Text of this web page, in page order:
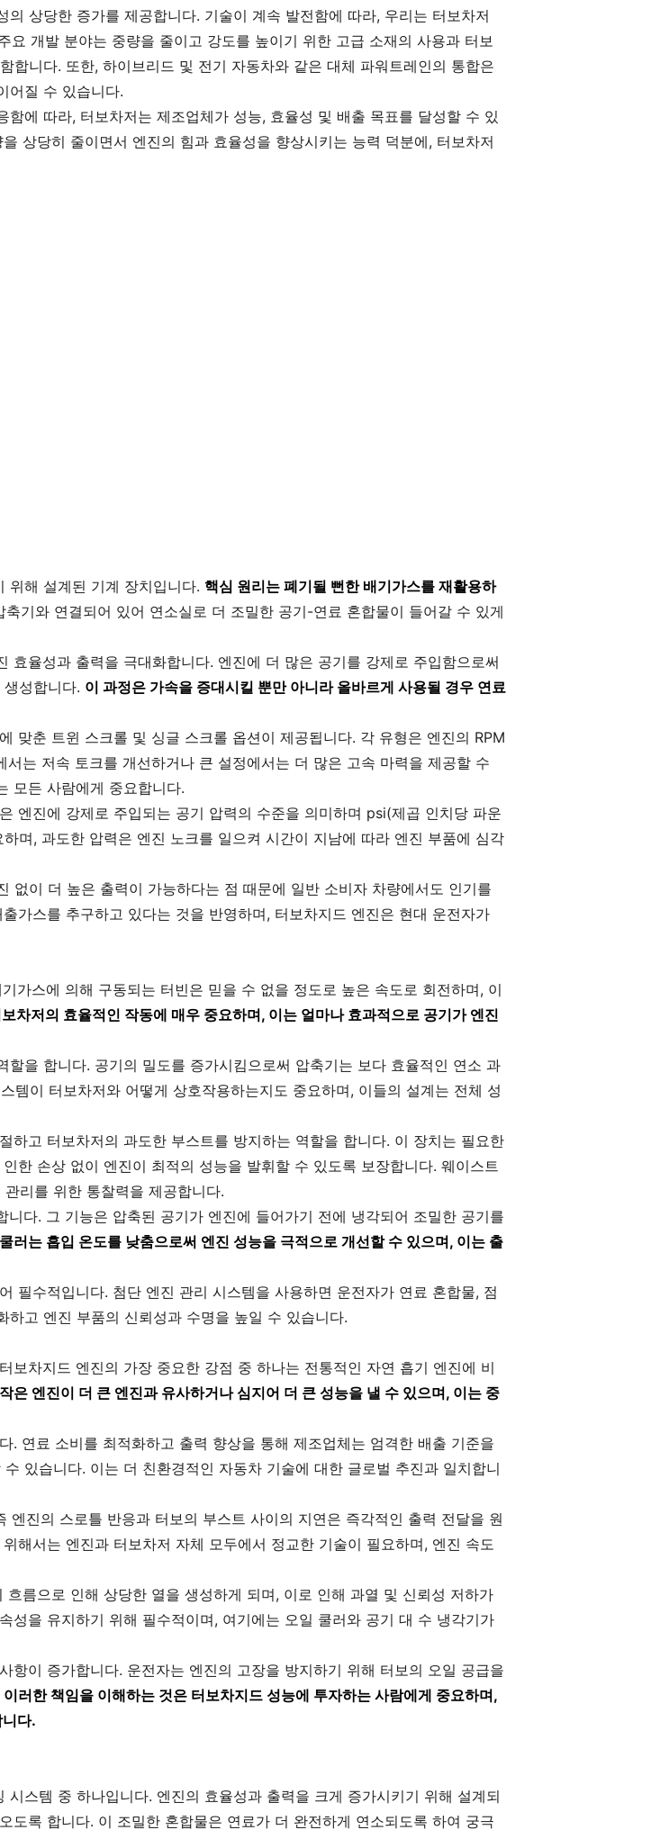
상당한 증가를 제공합니다. 기술이 계속 발전함에 따라, 우리는 터보차저
개발 분야는 중량을 줄이고 강도를 높이기 위한 고급 소재의 사용과 터보
합니다. 또한, 하이브리드 및 전기 자동차와 같은 대체 파워트레인의 통합은
어질 수 있습니다.
에 따라, 터보차저는 제조업체가 성능, 효율성 및 배출 목표를 달성할 수 있
상당히 줄이면서 엔진의 힘과 효율성을 향상시키는 능력 덕분에, 터보차저
위해 설계된 기계 장치입니다. 핵심 원리는 폐기될 뻔한 배기가스를 재활용하
기와 연결되어 있어 연소실로 더 조밀한 공기-연료 혼합물이 들어갈 수 있게
율성과 출력을 극대화합니다. 엔진에 더 많은 공기를 강제로 주입함으로써
성합니다. 이 과정은 가속을 증대시킬 뿐만 아니라 올바르게 사용될 경우 연료
맞춘 트윈 스크롤 및 싱글 스크롤 옵션이 제공됩니다. 각 유형은 엔진의 RPM
는 저속 토크를 개선하거나 큰 설정에서는 더 많은 고속 마력을 제공할 수
모든 사람에게 중요합니다.
엔진에 강제로 주입되는 공기 압력의 수준을 의미하며 psi(제곱 인치당 파운
며, 과도한 압력은 엔진 노크를 일으켜 시간이 지남에 따라 엔진 부품에 심각
없이 더 높은 출력이 가능하다는 점 때문에 일반 소비자 차량에서도 인기를
가스를 추구하고 있다는 것을 반영하며, 터보차지드 엔진은 현대 운전자가
가스에 의해 구동되는 터빈은 믿을 수 없을 정도로 높은 속도로 회전하며, 이
차저의 효율적인 작동에 매우 중요하며, 이는 얼마나 효과적으로 공기가 엔진
을 합니다. 공기의 밀도를 증가시킴으로써 압축기는 보다 효율적인 연소 과
템이 터보차저와 어떻게 상호작용하는지도 중요하며, 이들의 설계는 전체 성
하고 터보차저의 과도한 부스트를 방지하는 역할을 합니다. 이 장치는 필요한
한 손상 없이 엔진이 최적의 성능을 발휘할 수 있도록 보장합니다. 웨이스트
리를 위한 통찰력을 제공합니다.
다. 그 기능은 압축된 공기가 엔진에 들어가기 전에 냉각되어 조밀한 공기를
러는 흡입 온도를 낮춤으로써 엔진 성능을 극적으로 개선할 수 있으며, 이는 출
필수적입니다. 첨단 엔진 관리 시스템을 사용하면 운전자가 연료 혼합물, 점
고 엔진 부품의 신뢰성과 수명을 높일 수 있습니다.
보차지드 엔진의 가장 중요한 강점 중 하나는 전통적인 자연 흡기 엔진에 비
은 엔진이 더 큰 엔진과 유사하거나 심지어 더 큰 성능을 낼 수 있으며, 이는 중
. 연료 소비를 최적화하고 출력 향상을 통해 제조업체는 엄격한 배출 기준을
있습니다. 이는 더 친환경적인 자동차 기술에 대한 글로벌 추진과 일치합니
진의 스로틀 반응과 터보의 부스트 사이의 지연은 즉각적인 출력 전달을 원
해서는 엔진과 터보차저 자체 모두에서 정교한 기술이 필요하며, 엔진 속도
름으로 인해 상당한 열을 생성하게 되며, 이로 인해 과열 및 신뢰성 저하가
성을 유지하기 위해 필수적이며, 여기에는 오일 쿨러와 공기 대 수 냉각기가
항이 증가합니다. 운전자는 엔진의 고장을 방지하기 위해 터보의 오일 공급을
이러한 책임을 이해하는 것은 터보차지드 성능에 투자하는 사람에게 중요하며,
다.
스템 중 하나입니다. 엔진의 효율성과 출력을 크게 증가시키기 위해 설계되
도록 합니다. 이 조밀한 혼합물은 연료가 더 완전하게 연소되도록 하여 궁극